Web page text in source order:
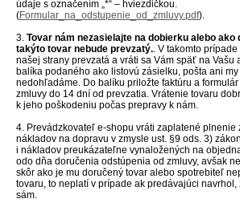
údaje s označením „*“ – hviezdičkou.
(Formular_na_odstupenie_od_zmluvy.pdf).
3. Tovar nám nezasielajte na dobierku alebo ako
takýto tovar nebude prevzatý.. V takomto
našej strany prevzatá a vráti sa Vám späť na Vašu
balíka podaného ako listovú zásielku, pošta ani
nedohľadáme. Do balíku priložte faktúru a
zmluvy do 14 dní od prevzatia. Vrátenie tovaru
k jeho poškodeniu počas prepravy k nám.
4. Prevádzkovateľ e-shopu vráti zaplatené plnenie
nákladov na dopravu v zmysle ust. §9 ods. 3)
i nákladov preukázateľne vynaložených na
odo dňa doručenia odstúpenia od zmluvy, avšak
skôr ako je mu doručený tovar alebo spotrebiteľ
tovaru, to neplatí v prípade ak predávajúci navrhol,
sám.